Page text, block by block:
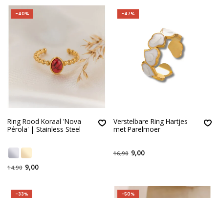
-40%
Ring Rood Koraal 'Nova
Pérola' | Stainless Steel
14,90 9,00
-47%
Verstelbare Ring Hartjes
met Parelmoer
16,90 9,00
-33% -50%